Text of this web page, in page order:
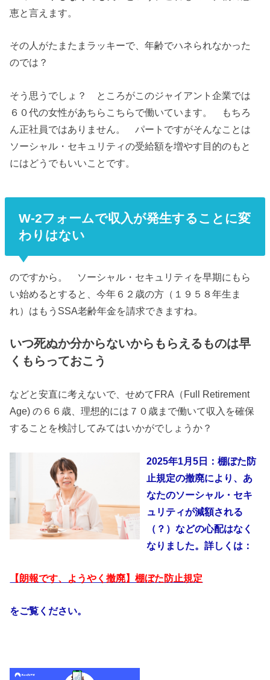
恵と言えます。
その人がたまたまラッキーで、年齢でハネられなかった
のでは？
そう思うでしょ？ ところがこのジャイアント企業では
６０代の女性があちらこちらで働いています。 もちろ
ん正社員ではありません。 パートですがそんなことは
ソーシャル・セキュリティの受給額を増やす目的のもと
にはどうでもいいことです。
W-2フォームで収入が発生することに変
わりはない
のですから。 ソーシャル・セキュリティを早期にもら
い始めるとすると、今年６２歳の方（１９５８年生ま
れ）はもうSSA老齢年金を請求できますね。
いつ死ぬか分からないからもらえるものは早
くもらっておこう
などと安直に考えないで、せめてFRA（Full Retirement
Age) の６６歳、理想的には７０歳まで働いて収入を確保
することを検討してみてはいかがでしょうか？
2025年1月5日：棚ぼた防
止規定の撤廃により、あ
なたのソーシャル・セキ
ュリティが減額される
（？）などの心配はなく
なりました。詳しくは：
【朗報です、ようやく撤廃】棚ぼた防止規定
をご覧ください。